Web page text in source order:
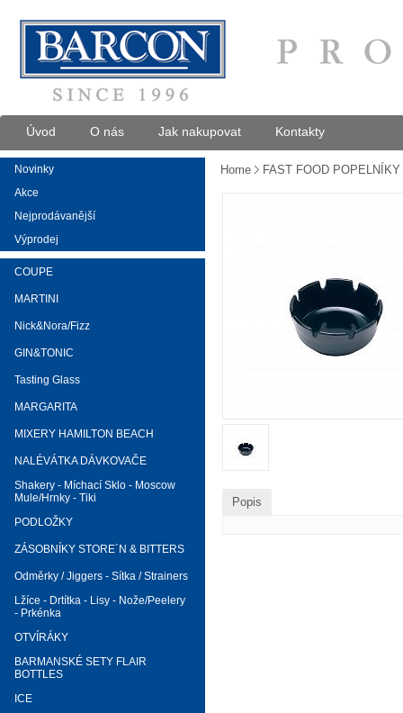
Úvod O nás Jak nakupovat Kontakty
Novinky
Akce
Nejprodávanější
Výprodej
COUPE
MARTINI
Nick&Nora/Fizz
GIN&TONIC
Tasting Glass
MARGARITA
MIXERY HAMILTON BEACH
NALÉVÁTKA DÁVKOVAČE
Shakery - Míchací Sklo - Moscow
Mule/Hrnky - Tiki
PODLOŽKY
ZÁSOBNÍKY STORE´N & BITTERS
Odměrky / Jiggers - Sítka / Strainers
Lžíce - Drtítka - Lisy - Nože/Peelery
- Prkénka
OTVÍRÁKY
BARMANSKÉ SETY FLAIR
BOTTLES
ICE
Home FAST FOOD POPELNÍKY
Popis